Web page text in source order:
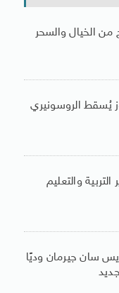
من الخيال والسحر
يُسقط الروسونيري
والتعليم
سان جيرمان وديًا